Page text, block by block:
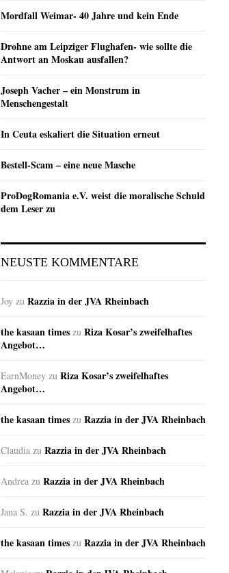
Mordfall Weimar- 40 Jahre und kein Ende
Drohne am Leipziger Flughafen- wie sollte die
Antwort an Moskau ausfallen?
Joseph Vacher – ein Monstrum in
Menschengestalt
In Ceuta eskaliert die Situation erneut
Bestell-Scam – eine neue Masche
ProDogRomania e.V. weist die moralische Schuld
dem Leser zu
NEUSTE KOMMENTARE
Joy zu Razzia in der JVA Rheinbach
the kasaan times zu Riza Kosar’s zweifelhaftes
Angebot…
EarnMoney zu Riza Kosar’s zweifelhaftes
Angebot…
the kasaan times zu Razzia in der JVA Rheinbach
Claudia zu Razzia in der JVA Rheinbach
Andrea zu Razzia in der JVA Rheinbach
Jana S. zu Razzia in der JVA Rheinbach
the kasaan times zu Razzia in der JVA Rheinbach